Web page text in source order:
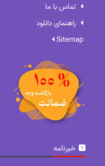
تماس با ما
راهنمای دانلود
Sitemap
خبرنامه